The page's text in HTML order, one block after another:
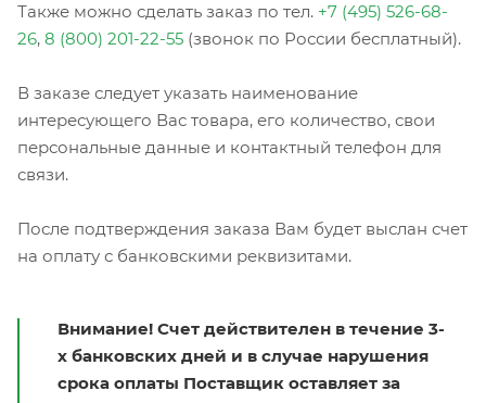
Также можно сделать заказ по тел. +7 (495) 526-68-
26, 8 (800) 201-22-55 (звонок по России бесплатный).
В заказе следует указать наименование
интересующего Вас товара, его количество, свои
персональные данные и контактный телефон для
связи.
После подтверждения заказа Вам будет выслан счет
на оплату с банковскими реквизитами.
Внимание! Счет действителен в течение 3-
х банковских дней и в случае нарушения
срока оплаты Поставщик оставляет за